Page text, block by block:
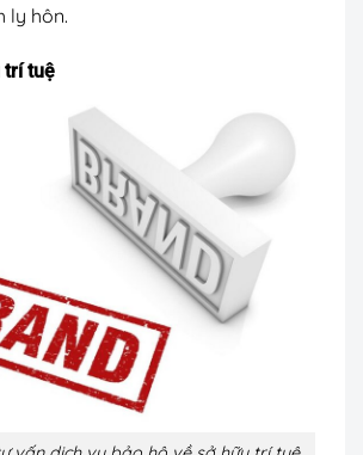
ly hôn.
trí tuệ